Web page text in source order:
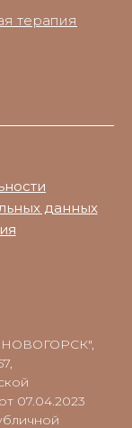
терапия
данных
07.04.2023